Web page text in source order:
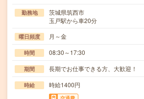
勤務地
茨城県筑西市
玉戸駅から車20分
曜日頻度 月～金
時間 08:30～17:30
期間 長期でお仕事できる方、大歓迎！
時給 時給1400円